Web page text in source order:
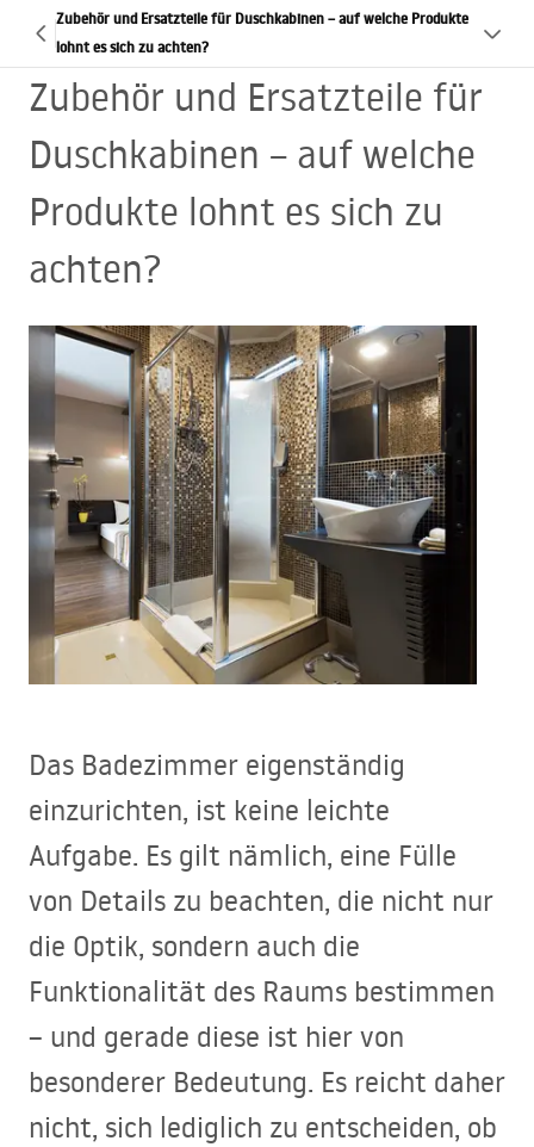
Zubehör und Ersatzteile für Duschkabinen – auf welche Produkte
lohnt es sich zu achten?
Zubehör und Ersatzteile für
Duschkabinen – auf welche
Produkte lohnt es sich zu
achten?
Das Badezimmer eigenständig
einzurichten, ist keine leichte
Aufgabe. Es gilt nämlich, eine Fülle
von Details zu beachten, die nicht nur
die Optik, sondern auch die
Funktionalität des Raums bestimmen
– und gerade diese ist hier von
besonderer Bedeutung. Es reicht daher
nicht, sich lediglich zu entscheiden, ob